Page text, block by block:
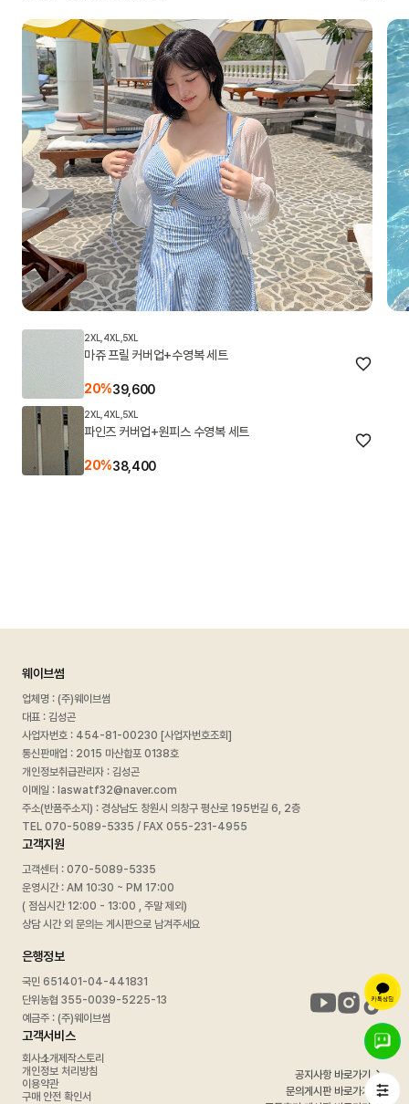
2XL,4XL,5XL
마쥬 프릴 커버업+수영복 세트
20%39,600
2XL,4XL,5XL
파인즈 커버업+원피스 수영복 세트
20%38,400
웨이브썸
업체명 : (주)웨이브썸
대표 : 김성곤
사업자번호 : 454-81-00230 [사업자번호조회]
통신판매업 : 2015 마산합포 0138호
개인정보취급관리자 : 김성곤
이메일 : laswatf32@naver.com
주소(반품주소지) : 경상남도 창원시 의창구 평산로 195번길 6, 2층
TEL 070-5089-5335 / FAX 055-231-4955
고객지원
고객센터 : 070-5089-5335
운영시간 : AM 10:30 ~ PM 17:00
( 점심시간 12:00 - 13:00 , 주말 제외)
상담 시간 외 문의는 게시판으로 남겨주세요
은행정보
국민 651401-04-441831
단위농협 355-0039-5225-13
예금주 : (주)웨이브썸
고객서비스
회사소개제작스토리
개인정보 처리방침
이용약관
구매 안전 확인서
공지사항 바로가기
문의게시판 바로가기